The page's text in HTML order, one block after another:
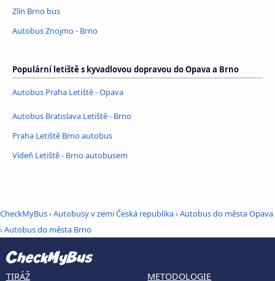
Zlín Brno bus
Autobus Znojmo - Brno
Populární letiště s kyvadlovou dopravou do Opava a Brno
Autobus Praha Letiště - Opava
Autobus Bratislava Letiště - Brno
Praha Letiště Brno autobus
Vídeň Letiště - Brno autobusem
CheckMyBus›Autobusy v zemi Česká republika›Autobus do města Opava
›Autobus do města Brno
TIRÁŽ METODOLOGIE